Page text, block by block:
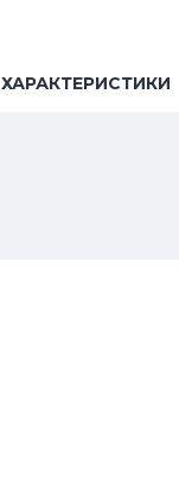
ХАРАКТЕРИСТИКИ